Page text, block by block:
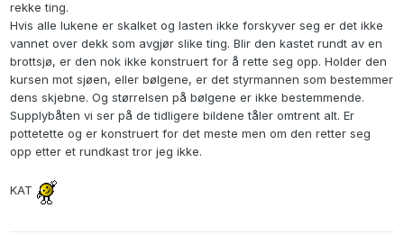
rekke ting.
Hvis alle lukene er skalket og lasten ikke forskyver seg er det ikke
vannet over dekk som avgjør slike ting. Blir den kastet rundt av en
brottsjø, er den nok ikke konstruert for å rette seg opp. Holder den
kursen mot sjøen, eller bølgene, er det styrmannen som bestemmer
dens skjebne. Og størrelsen på bølgene er ikke bestemmende.
Supplybåten vi ser på de tidligere bildene tåler omtrent alt. Er
pottetette og er konstruert for det meste men om den retter seg
opp etter et rundkast tror jeg ikke.
KAT